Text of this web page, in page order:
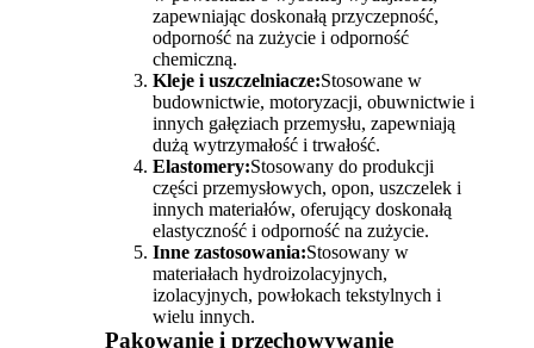
zapewniając doskonałą przyczepność,
odporność na zużycie i odporność
chemiczną.
Kleje i uszczelniacze:Stosowane w
budownictwie, motoryzacji, obuwnictwie i
innych gałęziach przemysłu, zapewniają
dużą wytrzymałość i trwałość.
Elastomery:Stosowany do produkcji
części przemysłowych, opon, uszczelek i
innych materiałów, oferujący doskonałą
elastyczność i odporność na zużycie.
Inne zastosowania:Stosowany w
materiałach hydroizolacyjnych,
izolacyjnych, powłokach tekstylnych i
wielu innych.
Pakowanie i przechowywanie